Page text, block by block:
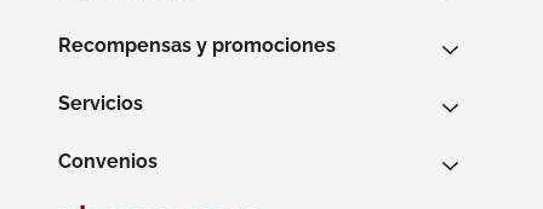
Recompensas y promociones
Servicios
Convenios